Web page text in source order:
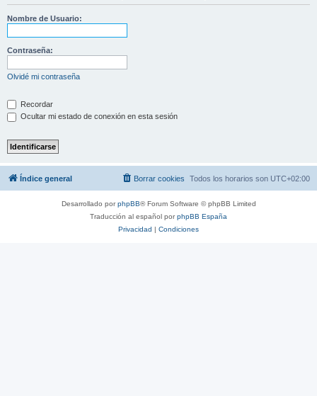
Nombre de Usuario:
Contraseña:
Olvidé mi contraseña
Recordar
Ocultar mi estado de conexión en esta sesión
Índice general Todos los horarios son UTC+02:00
Borrar cookies
Desarrollado porphpBB® Forum Software © phpBB Limited
Traducción al español porphpBB España
Privacidad | Condiciones